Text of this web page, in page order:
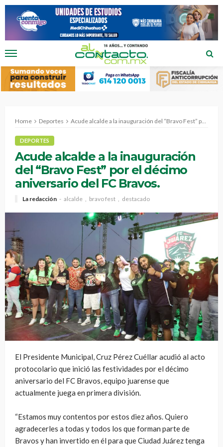
Home Deportes Acude alcalde a la inauguración del “Bravo Fest” por el décimo aniversario del FC Bravos.
DEPORTES
Acude alcalde a la inauguración
del “Bravo Fest” por el décimo
aniversario del FC Bravos.
La redacción alcalde bravo fest destacado
El Presidente Municipal, Cruz Pérez Cuéllar acudió al acto
protocolario que inició las festividades por el décimo
aniversario del FC Bravos, equipo juarense que
actualmente juega en primera división.
“Estamos muy contentos por estos diez años. Quiero
agradecerles a todas y todos los que forman parte de
Bravos y han invertido en él para que Ciudad Juárez tenga